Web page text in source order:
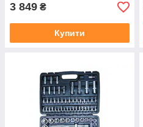
3 849 ₴
Купити